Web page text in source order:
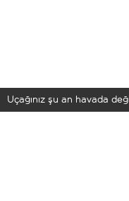
Uçağınız şu an havada